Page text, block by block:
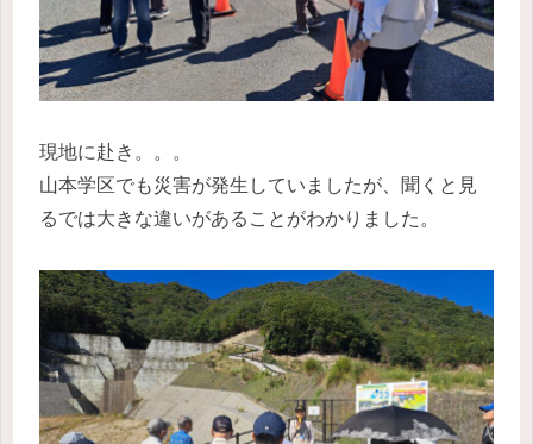
現地に赴き。。。
山本学区でも災害が発生していましたが、聞くと見
るでは大きな違いがあることがわかりました。